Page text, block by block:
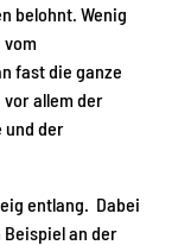
belohnt. Wenig
fast die ganze
allem der
und der
entlang. Dabei
an der